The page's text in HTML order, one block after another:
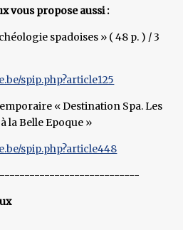
vous propose aussi :
spadoises » ( 48 p. ) / 3
spip.php?article125
« Destination Spa. Les
la Belle Epoque »
spip.php?article448